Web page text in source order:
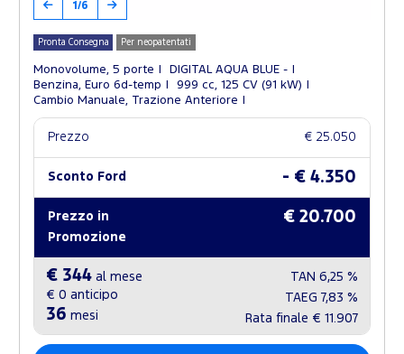
1/6
Pronta Consegna Per neopatentati
Monovolume, 5 porte
DIGITAL AQUA BLUE -
Benzina, Euro 6d-temp
999 cc, 125 CV (91 kW)
Cambio Manuale, Trazione Anteriore
Prezzo € 25.050
Sconto Ford - € 4.350
Prezzo in
Promozione
€ 20.700
€ 344 al mese
€ 0 anticipo
36 mesi
TAN 6,25 %
TAEG 7,83 %
Rata finale € 11.907